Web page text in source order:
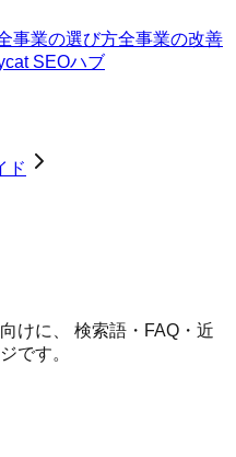
事業の選び方全事業の改善
SEOハブ
ド
けに、 検索語・FAQ・近
です。